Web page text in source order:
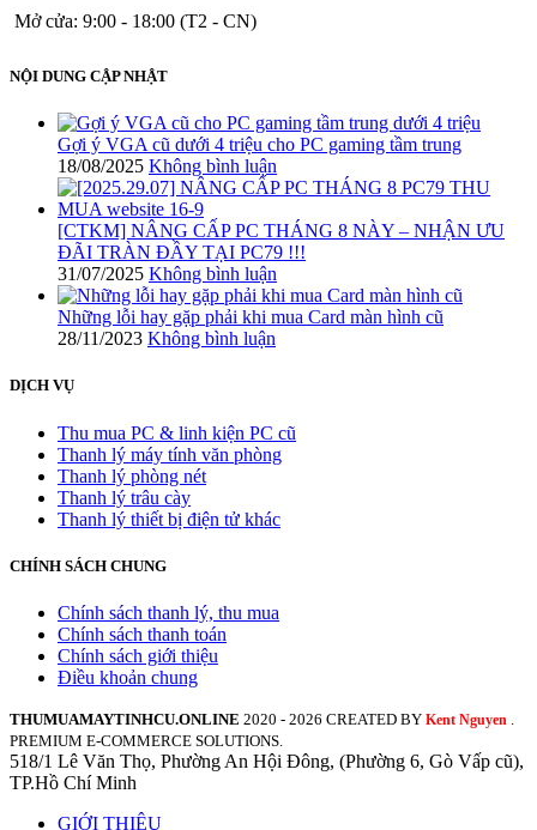
Mở cửa: 9:00 - 18:00 (T2 - CN)
NỘI DUNG CẬP NHẬT
Gợi ý VGA cũ dưới 4 triệu cho PC gaming tầm trung
18/08/2025 Không bình luận
[CTKM] NÂNG CẤP PC THÁNG 8 NÀY – NHẬN ƯU
ĐÃI TRÀN ĐẦY TẠI PC79 !!!
31/07/2025 Không bình luận
Những lỗi hay gặp phải khi mua Card màn hình cũ
28/11/2023 Không bình luận
DỊCH VỤ
Thu mua PC & linh kiện PC cũ
Thanh lý máy tính văn phòng
Thanh lý phòng nét
Thanh lý trâu cày
Thanh lý thiết bị điện tử khác
CHÍNH SÁCH CHUNG
Chính sách thanh lý, thu mua
Chính sách thanh toán
Chính sách giới thiệu
Điều khoản chung
THUMUAMAYTINHCU.ONLINE 2020 - 2026 CREATED BY Kent Nguyen
PREMIUM E-COMMERCE SOLUTIONS.
518/1 Lê Văn Thọ, Phường An Hội Đông, (Phường 6, Gò Vấp cũ),
TP.Hồ Chí Minh
GIỚI THIỆU